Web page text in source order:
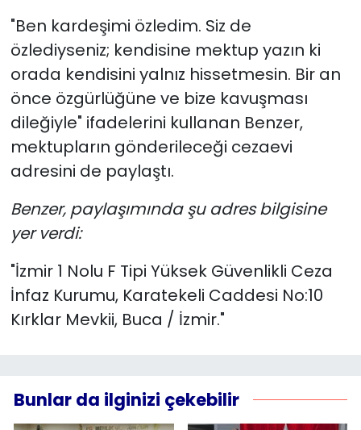
"Ben kardeşimi özledim. Siz de
özlediyseniz; kendisine mektup yazın ki
orada kendisini yalnız hissetmesin. Bir an
önce özgürlüğüne ve bize kavuşması
dileğiyle" ifadelerini kullanan Benzer,
mektupların gönderileceği cezaevi
adresini de paylaştı.
Benzer, paylaşımında şu adres bilgisine
yer verdi:
"İzmir 1 Nolu F Tipi Yüksek Güvenlikli Ceza
İnfaz Kurumu, Karatekeli Caddesi No:10
Kırklar Mevkii, Buca / İzmir."
Bunlar da ilginizi çekebilir